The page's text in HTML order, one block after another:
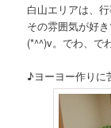
白山エリアは、
その雰囲気が好
(*^^)v。でわ、で
♪ヨーヨー作り